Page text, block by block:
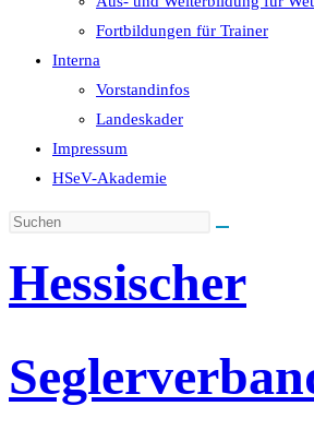
Fortbildungen für Trainer
Interna
Vorstandinfos
Landeskader
Impressum
HSeV-Akademie
Hessischer